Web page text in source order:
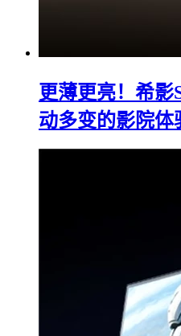
更薄更亮！希影
动多变的影院体